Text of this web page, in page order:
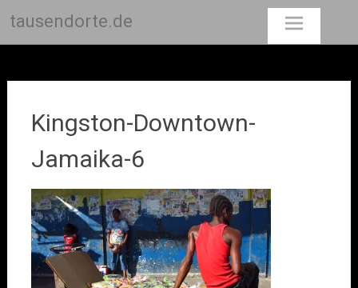
tausendorte.de
Kingston-Downtown-
Jamaika-6